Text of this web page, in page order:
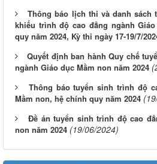
Thông báo lịch thi và danh
khiếu trình độ cao đẳng ngành
quy năm 2024, Kỳ thi ngày 17-19/7/
Quyết định ban hành Quy chế
ngành Giáo dục Mầm non năm 2024
Thông báo tuyển sinh trình độ
Mầm non, hệ chính quy năm 2024
Đề án tuyển sinh trình độ cao
non năm 2024 (19/06/2024)